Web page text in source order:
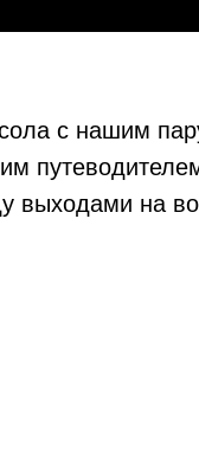
с нашим
выходами на